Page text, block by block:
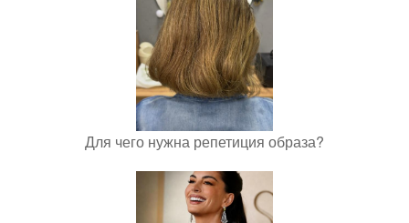
Для чего нужна репетиция образа?